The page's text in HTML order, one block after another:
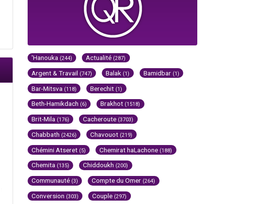
'Hanouka (244) Actualité (287)
Argent & Travail (747) Balak (1) Bamidbar (1)
Bar-Mitsva (118) Berechit (1)
Beth-Hamikdach (6) Brakhot (1518)
Brit-Mila (176) Cacheroute (3703)
Chabbath (2426) Chavouot (219)
Chémini Atseret (5) Chemirat haLachone (188)
Chemita (135) Chiddoukh (200)
Communauté (3) Compte du Omer (264)
Conversion (303) Couple (297)